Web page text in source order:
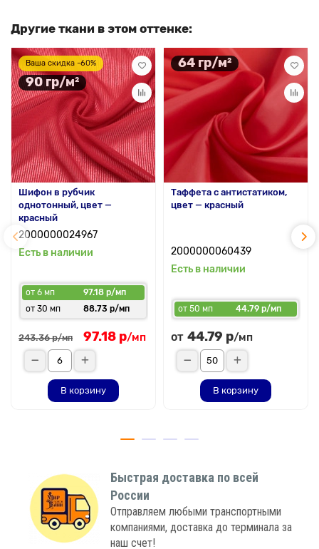
Другие ткани в этом оттенке:
Ваша скидка -60%
90 гр/м²
Шифон в рубчик
однотонный, цвет —
красный
2000000024967
Есть в наличии
от 6 мп
97.18 р/мп
от 30 мп
88.73 р/мп
243.36 р/мп 97.18 р/мп
В корзину
64 гр/м²
Таффета с антистатиком,
цвет — красный
2000000060439
Есть в наличии
от 50 мп 44.79 р/мп
от 44.79 р/мп
В корзину
Быстрая доставка по всей
России
Отправляем любыми транспортными
компаниями, доставка до терминала за
наш счет!